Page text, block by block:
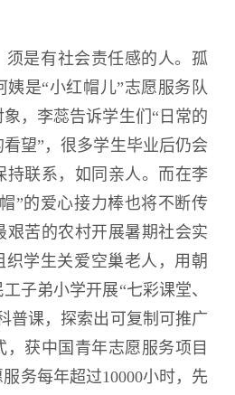
须是有社会责任感的人。孤
是“小红帽儿”志愿服务队
，李蕊告诉学生们“日常的
望”，很多学生毕业后仍会
持联系，如同亲人。而在李
”的爱心接力棒也将不断传
艰苦的农村开展暑期社会实
织学生关爱空巢老人，用朝
子弟小学开展“七彩课堂、
普课，探索出可复制可推广
，获中国青年志愿服务项目
务每年超过10000小时，先